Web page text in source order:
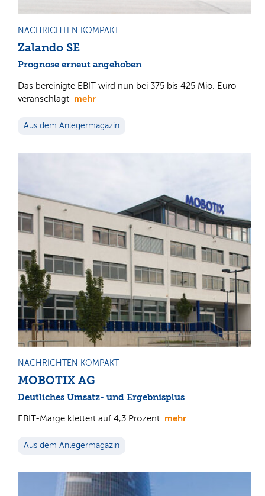
NACHRICHTEN KOMPAKT
Zalando SE
Prognose erneut angehoben
Das bereinigte EBIT wird nun bei 375 bis 425 Mio. Euro
veranschlagt mehr
Aus dem Anlegermagazin
NACHRICHTEN KOMPAKT
MOBOTIX AG
Deutliches Umsatz- und Ergebnisplus
EBIT-Marge klettert auf 4,3 Prozent mehr
Aus dem Anlegermagazin